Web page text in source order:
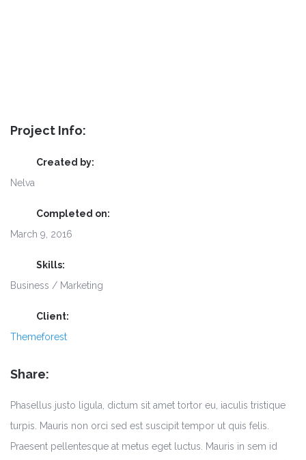
Project Info:
Created by:
Nelva
Completed on:
March 9, 2016
Skills:
Business / Marketing
Client:
Themeforest
Share:
Phasellus justo ligula, dictum sit amet tortor eu, iaculis tristique
turpis. Mauris non orci sed est suscipit tempor ut quis felis.
Praesent pellentesque at metus eget luctus. Mauris in sem id